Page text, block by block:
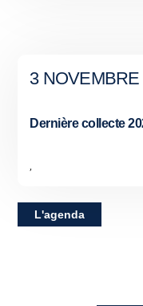
3 NOVEMBRE
Dernière collecte
L'agenda